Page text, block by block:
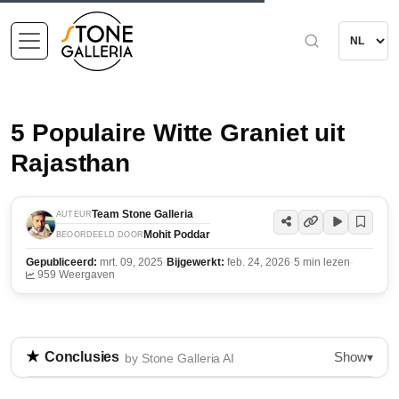
5 Populaire Witte Graniet uit
Rajasthan
AUTEURTeam Stone Galleria
BEOORDEELD DOOR Mohit Poddar
Gepubliceerd: mrt. 09, 2025· Bijgewerkt: feb. 24, 2026·5 min lezen·
959 Weergaven
Conclusies by Stone Galleria AI Show▾